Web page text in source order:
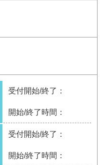
受付開始/終了：
開始/終了時間：
受付開始/終了：
開始/終了時間：